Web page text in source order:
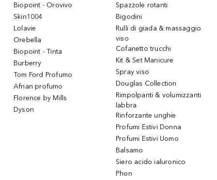
Biopoint - Orovivo
Skin1004
Lolavie
Orebella
Biopoint - Tinta
Burberry
Tom Ford Profumo
Afnan profumo
Florence by Mills
Dyson
Spazzole rotanti
Bigodini
Rulli di giada & massaggio
viso
Cofanetto trucchi
Kit & Set Manicure
Spray viso
Douglas Collection
Rimpolpanti & volumizzanti
labbra
Rinforzante unghie
Profumi Estivi Donna
Profumi Estivi Uomo
Balsamo
Siero acido ialuronico
Phon